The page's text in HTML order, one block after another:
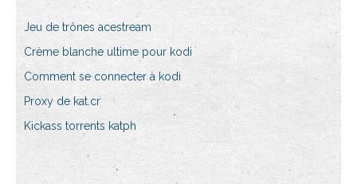
Jeu de trônes acestream
Crème blanche ultime pour kodi
Comment se connecter à kodi
Proxy de kat.cr
Kickass torrents katph